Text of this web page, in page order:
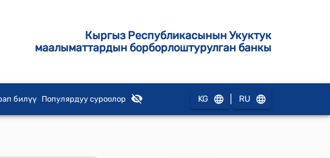
Кыргыз Республикасынын Укуктук
маалыматтардын борборлоштурулган банкы
билүү Популярдуу суроолор KG RU